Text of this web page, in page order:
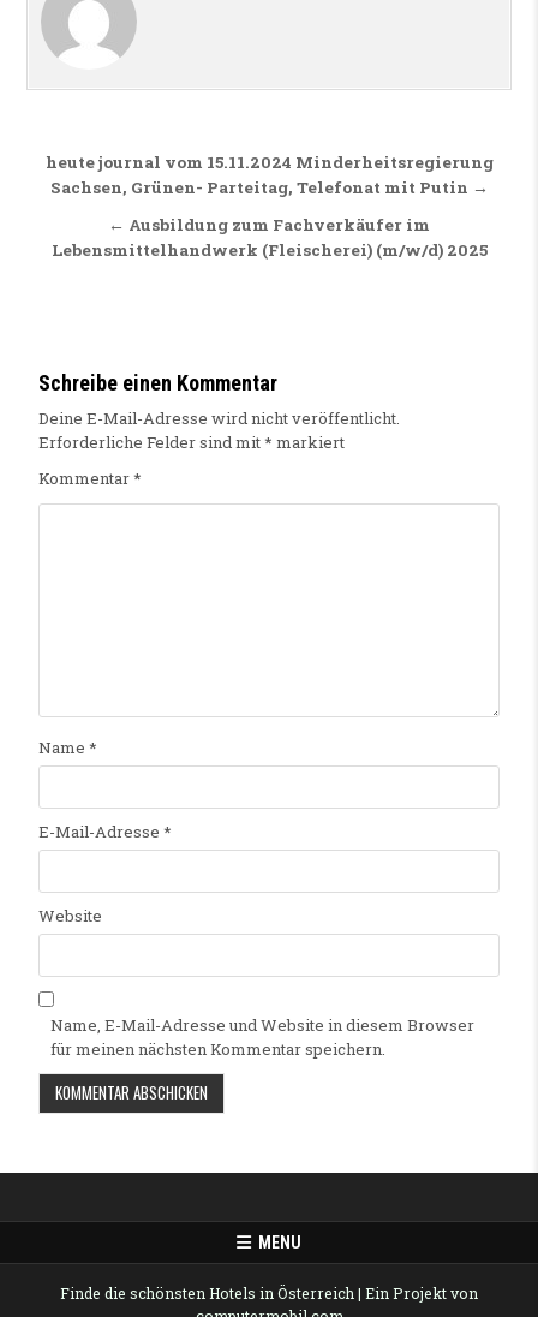
Beitragsnavigation
heute journal vom 15.11.2024 Minderheitsregierung
Sachsen, Grünen- Parteitag, Telefonat mit Putin →
← Ausbildung zum Fachverkäufer im
Lebensmittelhandwerk (Fleischerei) (m/w/d) 2025
Schreibe einen Kommentar
Deine E-Mail-Adresse wird nicht veröffentlicht.
Erforderliche Felder sind mit* markiert
Kommentar*
Name *
E-Mail-Adresse *
Website
Name, E-Mail-Adresse und Website in diesem Browser
für meinen nächsten Kommentar speichern.
MENU
Finde die schönsten Hotels in Österreich | Ein Projekt von